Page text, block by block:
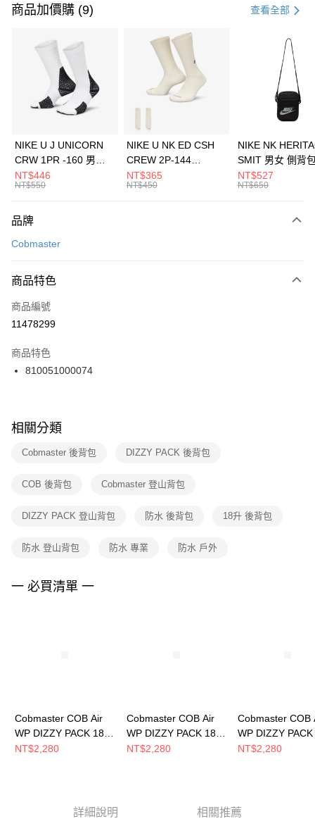
信用卡一次付款
3 期 0 利率 每期 21家銀行
合作金庫商業銀行
第一商業銀行
華南商業銀行
彰化商業銀行
上海商業儲蓄銀行
元大商業銀行
台灣樂天信用卡公司
Apple Pay
全盈+PAY
AFTEE先享後付
【關於「AFTEE先享後付」】
便利好安心！
３．安心：先確認商品／服務後，再付款。
【「AFTEE先享後付」結帳流程】
１．於結帳方式選擇「AFTEE先享後付」後，將跳轉至「AFTEE先享後付」
２．訂單成立數日內，您將收到繳費通知簡訊。
３．收到繳費通知簡訊後14天內，點擊此簡訊中的連結，可透過四大超商／
ATM／網路銀行／等多元方式進行付款，方視為交易完成。
※ 交易是否成功請以「AFTEE先享後付 」之結帳頁面顯示為準，若有關於
是否繳費成功／繳費後需取消欲退款等相關疑問，請聯繫「AFTEE先享後付
客戶支援中心」https://netprotections.freshdesk.com/support/home
１．透過由恩沛科技股份有限公司提供之「AFTEE先享後付」服務完成之交
權轉讓予恩沛科技股份有限公司。
３．未成年的使用者請事先徵得法定代理人或監護人之同意方可使用
４．使用「AFTEE先享後付」時，將依據個別帳號之用戶狀況，依本公司即
運送方式
每筆NT$100，滿NT$1,500(含以上)免運費
宅配
每筆NT$100，滿NT$1,500(含以上)免運費
付款後門市自取
每筆NT$100，滿NT$1,500(含以上)免運費
商品加價購 (9) 查看全部
NIKE U J UNICORN
CRW 1PR -160 男女
中統襪 FZ3393100
NT$446
NT$550
NIKE U NK ED CSH
CREW 2P-144
EMBRDY 男女 短統襪
FZ3073133
NT$365
NT$450
NIKE NK
SMIT 男女 側背
BA5871010
NT$527
NT$650
品牌
Cobmaster
商品特色
商品編號
11478299
商品特色
810051000074
相關分類
Cobmaster 後背包 DIZZY PACK 後背包
COB 後背包 Cobmaster 登山背包
DIZZY PACK 登山背包 防水 後背包 18升 後背包
防水 登山背包 防水 專業 防水 戶外
一 必買清單 一
Cobmaster COB Air
WP DIZZY PACK 18L
後背包 Black
NT$2,280
Cobmaster COB Air
WP DIZZY PACK 18L
後背包 Purple
NT$2,280
Cobmaster COB
WP DIZZY
後背包 Green
NT$2,280
詳細說明 相關推薦